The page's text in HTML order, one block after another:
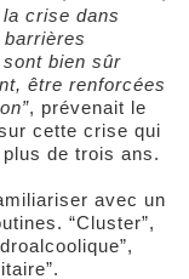
crise dans
bien sûr
être renforcées
, prévenait le
cette crise qui
de trois ans.
avec un
“Cluster”,